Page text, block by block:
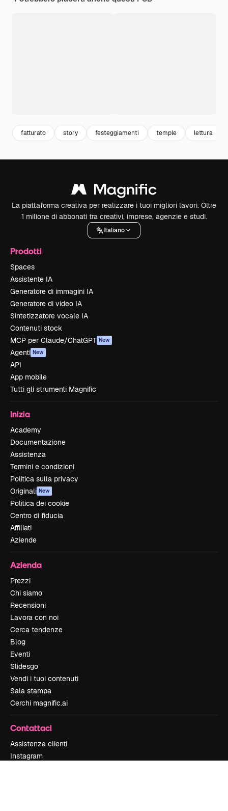
fatturato story festeggiamenti temple lettura
La piattaforma creativa per realizzare i tuoi migliori lavori. Oltre
1 milione di abbonati tra creativi, imprese, agenzie e studi.
Italiano
Prodotti
Spaces
Assistente IA
Generatore di immagini IA
Generatore di video IA
Sintetizzatore vocale IA
Contenuti stock
MCP per Claude/ChatGPT New
Agenti New
API
App mobile
Tutti gli strumenti Magnific
Inizia
Academy
Documentazione
Assistenza
Termini e condizioni
Politica sulla privacy
Originali New
Politica dei cookie
Centro di fiducia
Affiliati
Aziende
Azienda
Prezzi
Chi siamo
Recensioni
Lavora con noi
Cerca tendenze
Blog
Eventi
Slidesgo
Vendi i tuoi contenuti
Sala stampa
Cerchi magnific.ai
Contattaci
Assistenza clienti
Instagram